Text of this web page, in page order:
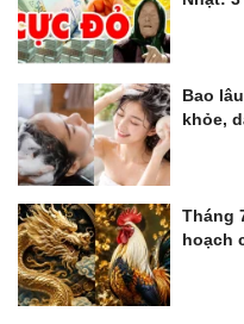
Bao
khỏe,
Tháng
hoạch